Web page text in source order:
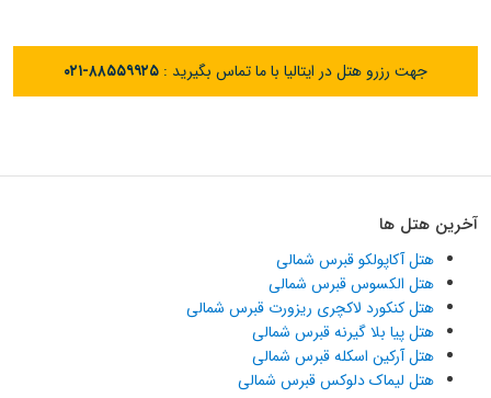
جهت رزرو هتل در ایتالیا با ما تماس بگیرید : ۰۲۱-۸۸۵۵۹۹۲۵
آخرین هتل ها
هتل آکاپولکو قبرس شمالی
هتل الکسوس قبرس شمالی
هتل کنکورد لاکچری ریزورت قبرس شمالی
هتل پیا بلا گیرنه قبرس شمالی
هتل آرکین اسکله قبرس شمالی
هتل لیماک دلوکس قبرس شمالی